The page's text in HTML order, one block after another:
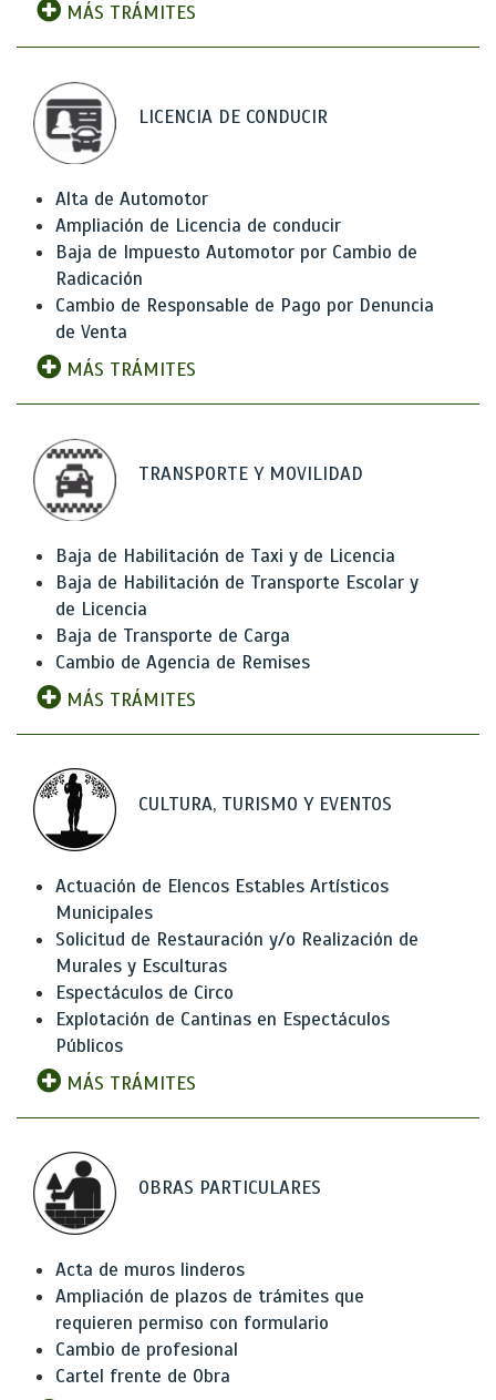
MÁS TRÁMITES
LICENCIA DE CONDUCIR
Alta de Automotor
Ampliación de Licencia de conducir
Baja de Impuesto Automotor por Cambio de
Radicación
Cambio de Responsable de Pago por Denuncia
de Venta
MÁS TRÁMITES
TRANSPORTE Y MOVILIDAD
Baja de Habilitación de Taxi y de Licencia
Baja de Habilitación de Transporte Escolar y
de Licencia
Baja de Transporte de Carga
Cambio de Agencia de Remises
MÁS TRÁMITES
CULTURA, TURISMO Y EVENTOS
Actuación de Elencos Estables Artísticos
Municipales
Solicitud de Restauración y/o Realización de
Murales y Esculturas
Espectáculos de Circo
Explotación de Cantinas en Espectáculos
Públicos
MÁS TRÁMITES
OBRAS PARTICULARES
Acta de muros linderos
Ampliación de plazos de trámites que
requieren permiso con formulario
Cambio de profesional
Cartel frente de Obra